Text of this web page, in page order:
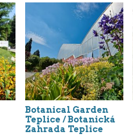
Botanical Garden
Teplice / Botanická
Zahrada Teplice